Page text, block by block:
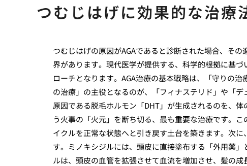
つむじはげに効果的な治療
つむじはげの原因がAGAであると診断された場合、そ
界があります。現代医学が提供する、科学的根拠に基
ローチとなります。AGA治療の基本戦略は、「守りの
の治療」の主役となるのが、「フィナステリド」や「
原因である脱毛ホルモン「DHT」が生成されるのを、
う火事の「火元」を断ち切る、最も重要な治療です。
イクルを正常な状態へと引き戻す土台を築きます。次
す。ミノキシジルには、頭皮に直接塗布する「外用薬
ルは、頭皮の血管を拡張させて血流を増加させ、髪の